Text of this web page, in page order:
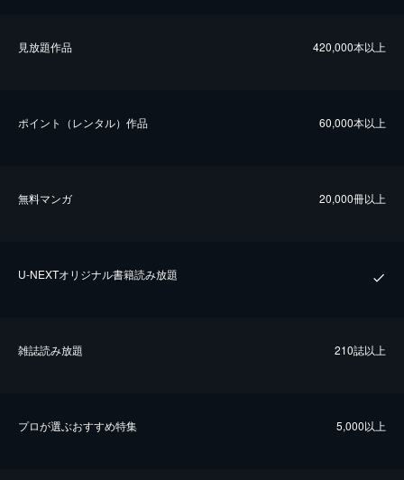
⾒放題作品 420,000本以上
ポイント（レンタル）作品 60,000本以上
無料マンガ 20,000冊以上
U-NEXTオリジナル書籍読み放題
雑誌読み放題 210誌以上
プロが選ぶおすすめ特集 5,000以上